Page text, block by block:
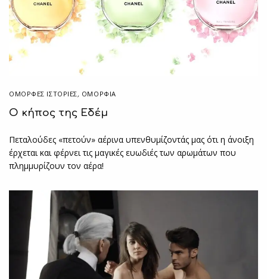
ΌΜΟΡΦΕΣ ΙΣΤΟΡΊΕΣ, ΟΜΟΡΦΙΑ
O κήπος της Εδέμ
Πεταλούδες «πετούν» αέρινα υπενθυμίζοντάς μας ότι η άνοιξη
έρχεται και φέρνει τις μαγικές ευωδιές των αρωμάτων που
πλημμυρίζουν τον αέρα!